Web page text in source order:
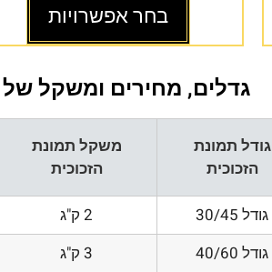
בחר אפשרויות
גדלים, מחירים ומשקל של
גודל תמונת
הזכוכית
משקל תמונת
הזכוכית
גודל 30/45 2 ק"ג
גודל 40/60
3 ק"ג